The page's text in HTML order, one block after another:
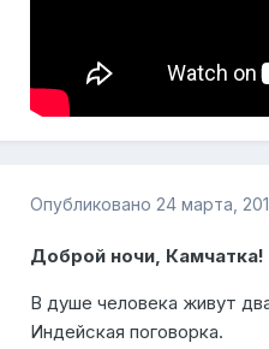
Опубликовано 24 марта,
Доброй ночи, Камчатка!
В душе человека живут
Индейская поговорка.